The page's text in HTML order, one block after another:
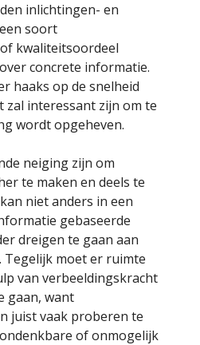
inlichtingen- en
soort
kwaliteitsoordeel
concrete informatie.
haaks op de snelheid
zal interessant zijn om te
wordt opgeheven.
neiging zijn om
te maken en deels te
niet anders in een
gebaseerde
dreigen te gaan aan
. Tegelijk moet er ruimte
van verbeeldingskracht
gaan, want
juist vaak proberen te
of onmogelijk